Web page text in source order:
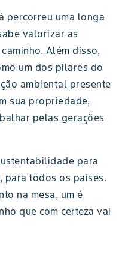
percorreu uma longa
valorizar as
Além disso,
um dos pilares do
ambiental presente
sua propriedade,
pelas gerações
para
para todos os países.
na mesa, um é
que com certeza vai